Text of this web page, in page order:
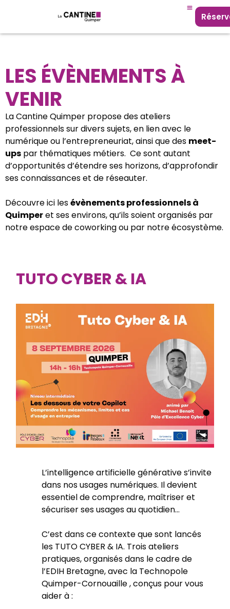
LES ÉVÈNEMENTS À
VENIR
La Cantine Quimper propose des ateliers
professionnels sur divers sujets, en lien avec le
numérique ou l’entrepreneuriat, ainsi que des meet-
ups par thématiques métiers. Ce sont autant
d’opportunités d’étendre ses horizons, d’approfondir
ses connaissances et de réseauter.
Découvre ici lesévènements professionnels à
Quimperet ses environs, qu’ils soient organisés par
notre espace de coworking ou par notre écosystème.
TUTO CYBER & IA
L’intelligence artificielle générative s’invite
dans nos usages numériques. Il devient
essentiel de comprendre, maîtriser et
sécuriser ses usages au quotidien…
C’est dans ce contexte que sont lancés
les TUTO CYBER & IA. Trois ateliers
pratiques, organisés dans le cadre de
l’EDIH Bretagne, avec la Technopole
Quimper-Cornouaille , conçus pour vous
aider à :